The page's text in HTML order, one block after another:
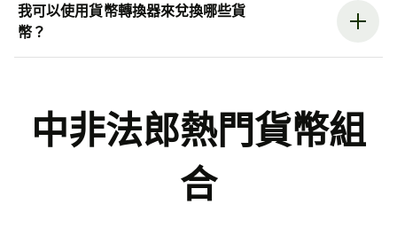
我可以使用貨幣轉換器來兌換哪些貨
幣？
中非法郎熱門貨幣組
合